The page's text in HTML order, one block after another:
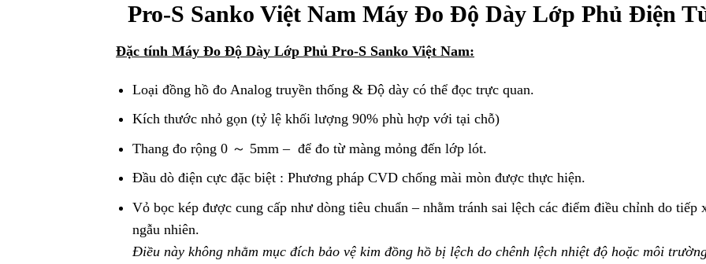
Pro-S Sanko Việt Nam Máy Đo Độ Dày Lớp Phủ Điện
Đặc tính Máy Đo Độ Dày Lớp Phủ Pro-S Sanko Việt Nam:
Loại đồng hồ đo Analog truyền thống & Độ dày có thể đọc trực quan.
Kích thước nhỏ gọn (tỷ lệ khối lượng 90% phù hợp với tại chỗ)
Thang đo rộng 0 ～ 5mm – để đo từ màng mỏng đến lớp lót.
Đầu dò điện cực đặc biệt : Phương pháp CVD chống mài mòn được thực hiện.
Vỏ bọc kép được cung cấp như dòng tiêu chuẩn – nhằm tránh sai lệch các điểm điều chỉnh do tiếp
ngẫu nhiên.
Điều này không nhằm mục đích bảo vệ kim đồng hồ bị lệch do chênh lệch nhiệt độ hoặc môi